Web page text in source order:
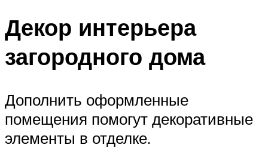
Декор интерьера
загородного дома
Дополнить оформленные
помещения помогут декоративные
элементы в отделке.